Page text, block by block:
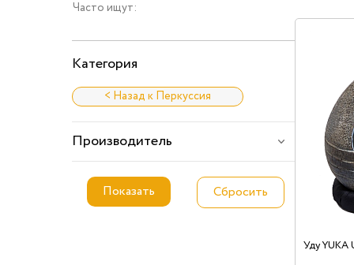
Часто ищут:
Категория
< Назад к Перкуссия
Производитель
Уду YUKA